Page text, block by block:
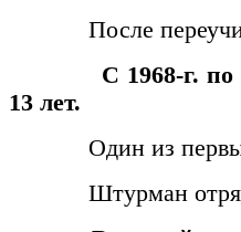
После
С 1968-г. по
13 лет.
Один из первых,
Штурман отряда,